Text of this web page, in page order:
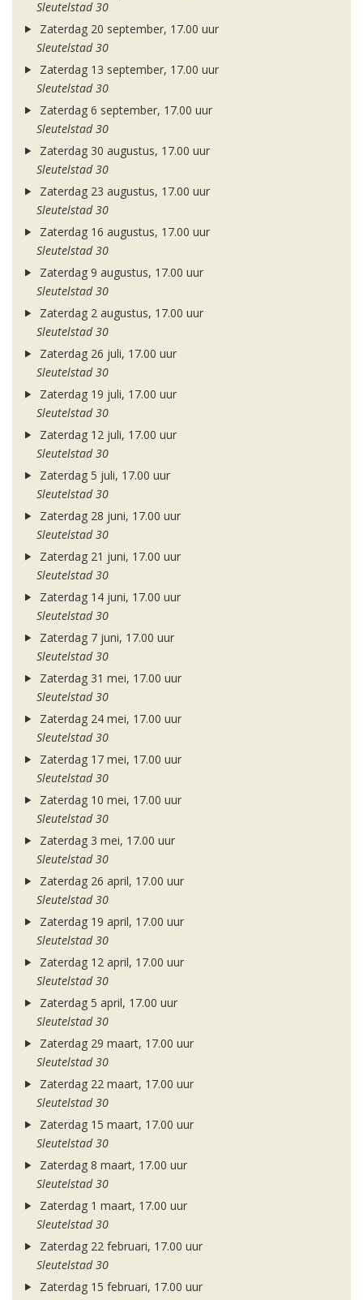
Sleutelstad 30
Zaterdag 20 september, 17.00 uur
Sleutelstad 30
Zaterdag 13 september, 17.00 uur
Sleutelstad 30
Zaterdag 6 september, 17.00 uur
Sleutelstad 30
Zaterdag 30 augustus, 17.00 uur
Sleutelstad 30
Zaterdag 23 augustus, 17.00 uur
Sleutelstad 30
Zaterdag 16 augustus, 17.00 uur
Sleutelstad 30
Zaterdag 9 augustus, 17.00 uur
Sleutelstad 30
Zaterdag 2 augustus, 17.00 uur
Sleutelstad 30
Zaterdag 26 juli, 17.00 uur
Sleutelstad 30
Zaterdag 19 juli, 17.00 uur
Sleutelstad 30
Zaterdag 12 juli, 17.00 uur
Sleutelstad 30
Zaterdag 5 juli, 17.00 uur
Sleutelstad 30
Zaterdag 28 juni, 17.00 uur
Sleutelstad 30
Zaterdag 21 juni, 17.00 uur
Sleutelstad 30
Zaterdag 14 juni, 17.00 uur
Sleutelstad 30
Zaterdag 7 juni, 17.00 uur
Sleutelstad 30
Zaterdag 31 mei, 17.00 uur
Sleutelstad 30
Zaterdag 24 mei, 17.00 uur
Sleutelstad 30
Zaterdag 17 mei, 17.00 uur
Sleutelstad 30
Zaterdag 10 mei, 17.00 uur
Sleutelstad 30
Zaterdag 3 mei, 17.00 uur
Sleutelstad 30
Zaterdag 26 april, 17.00 uur
Sleutelstad 30
Zaterdag 19 april, 17.00 uur
Sleutelstad 30
Zaterdag 12 april, 17.00 uur
Sleutelstad 30
Zaterdag 5 april, 17.00 uur
Sleutelstad 30
Zaterdag 29 maart, 17.00 uur
Sleutelstad 30
Zaterdag 22 maart, 17.00 uur
Sleutelstad 30
Zaterdag 15 maart, 17.00 uur
Sleutelstad 30
Zaterdag 8 maart, 17.00 uur
Sleutelstad 30
Zaterdag 1 maart, 17.00 uur
Sleutelstad 30
Zaterdag 22 februari, 17.00 uur
Sleutelstad 30
Zaterdag 15 februari, 17.00 uur